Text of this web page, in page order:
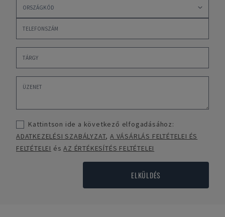
Kattintson ide a következő elfogadásához:
ADATKEZELÉSI SZABÁLYZAT,A VÁSÁRLÁS FELTÉTELEI ÉS
FELTÉTELEI ésAZ ÉRTÉKESÍTÉS FELTÉTELEI
ELKÜLDÉS